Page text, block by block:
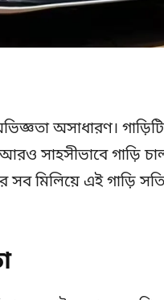
অসাধারণ।
সাহসীভাবে গাড়ি
মিলিয়ে এই গাড়ি